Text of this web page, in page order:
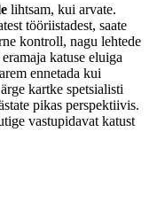
lihtsam, kui arvate.
tööriistadest, saate
kontroll, nagu lehtede
katuse eluiga
ennetada kui
kartke spetsialisti
pikas perspektiivis.
vastupidavat katust